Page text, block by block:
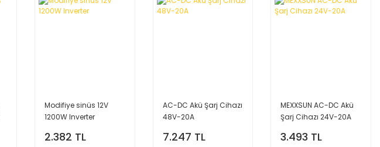
Modifiye sinüs 12V
1200W Inverter
2.382 TL
AC-DC Akü Şarj Cihazı
48V-20A
7.247 TL
MEXXSUN AC-DC Akü
Şarj Cihazı 24V-20A
3.493 TL